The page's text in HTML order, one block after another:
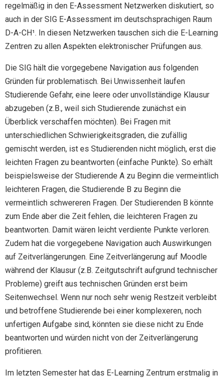
regelmäßig in den E-Assessment Netzwerken diskutiert, so
auch in der SIG E-Assessment im deutschsprachigen Raum
D-A-CH¹. In diesen Netzwerken tauschen sich die E-Learning
Zentren zu allen Aspekten elektronischer Prüfungen aus.
Die SIG hält die vorgegebene Navigation aus folgenden
Gründen für problematisch. Bei Unwissenheit laufen
Studierende Gefahr, eine leere oder unvollständige Klausur
abzugeben (z.B., weil sich Studierende zunächst ein
Überblick verschaffen möchten). Bei Fragen mit
unterschiedlichen Schwierigkeitsgraden, die zufällig
gemischt werden, ist es Studierenden nicht möglich, erst die
leichten Fragen zu beantworten (einfache Punkte). So erhält
beispielsweise der Studierende A zu Beginn die vermeintlich
leichteren Fragen, die Studierende B zu Beginn die
vermeintlich schwereren Fragen. Der Studierenden B könnte
zum Ende aber die Zeit fehlen, die leichteren Fragen zu
beantworten. Damit wären leicht verdiente Punkte verloren.
Zudem hat die vorgegebene Navigation auch Auswirkungen
auf Zeitverlängerungen. Eine Zeitverlängerung auf Moodle
während der Klausur (z.B. Zeitgutschrift aufgrund technischer
Probleme) greift aus technischen Gründen erst beim
Seitenwechsel. Wenn nur noch sehr wenig Restzeit verbleibt
und betroffene Studierende bei einer komplexeren, noch
unfertigen Aufgabe sind, könnten sie diese nicht zu Ende
beantworten und würden nicht von der Zeitverlängerung
profitieren.
Im letzten Semester hat das E-Learning Zentrum erstmalig in